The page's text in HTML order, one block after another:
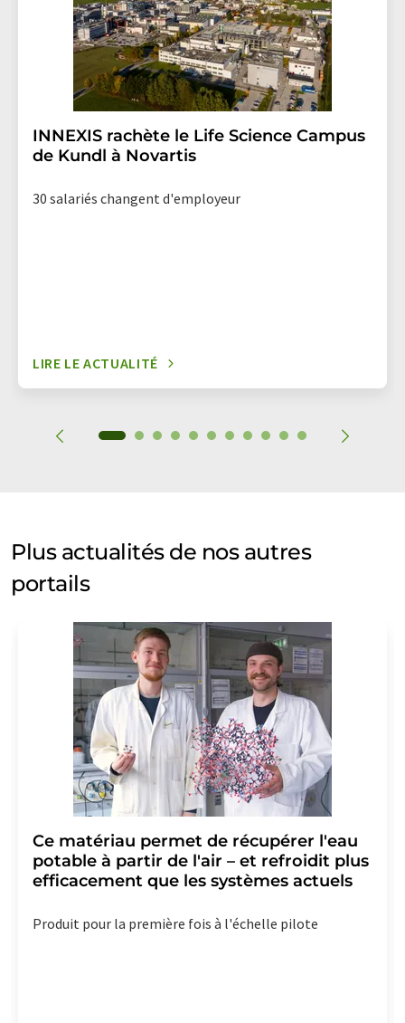
INNEXIS rachète le Life Science Campus
de Kundl à Novartis
30 salariés changent d'employeur
LIRE LE ACTUALITÉ
Plus actualités de nos autres
portails
Ce matériau permet de récupérer l'eau
potable à partir de l'air – et refroidit plus
efficacement que les systèmes actuels
Produit pour la première fois à l'échelle pilote